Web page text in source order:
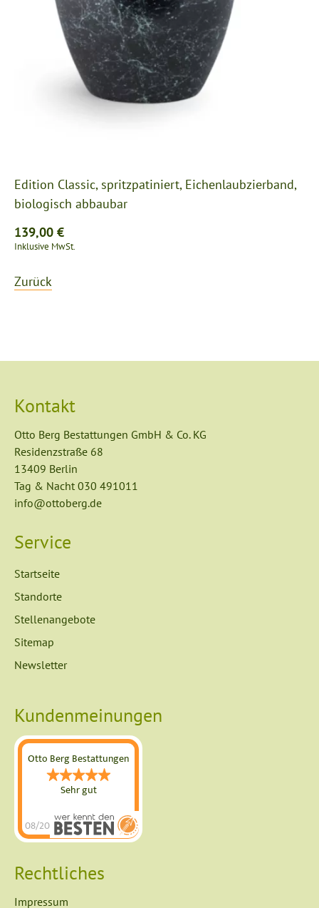
Edition Classic, spritzpatiniert, Eichenlaubzierband,
biologisch abbaubar
139,00 €
Inklusive MwSt.
Zurück
Kontakt
Otto Berg Bestattungen GmbH & Co. KG
Residenzstraße 68
13409 Berlin
Tag & Nacht 030 491011
info@ottoberg.de
Service
Navigation
überspringen
Startseite
Standorte
Stellenangebote
Sitemap
Newsletter
Kundenmeinungen
Otto Berg Bestattungen
Sehr gut
08/2026
Otto Berg
hat4.89
Rechtliches
Impressum